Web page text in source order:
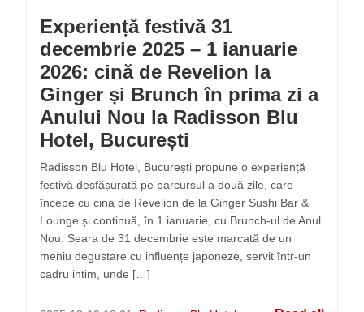
Experiență festivă 31
decembrie 2025 – 1 ianuarie
2026: cină de Revelion la
Ginger și Brunch în prima zi a
Anului Nou la Radisson Blu
Hotel, București
Radisson Blu Hotel, București propune o experiență
festivă desfășurată pe parcursul a două zile, care
începe cu cina de Revelion de la Ginger Sushi Bar &
Lounge și continuă, în 1 ianuarie, cu Brunch-ul de Anul
Nou. Seara de 31 decembrie este marcată de un
meniu degustare cu influențe japoneze, servit într-un
cadru intim, unde […]